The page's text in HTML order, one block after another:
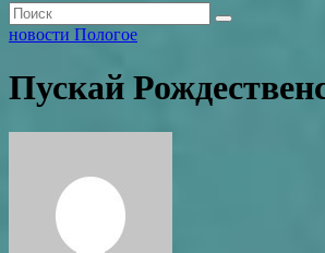
новости Пологое
Пускай